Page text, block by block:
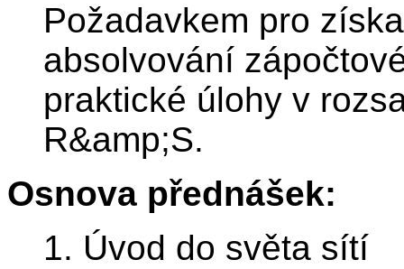
Požadavkem pro
absolvování
praktické úlohy v
R&amp;S.
Osnova přednášek:
1. Úvod do světa sítí